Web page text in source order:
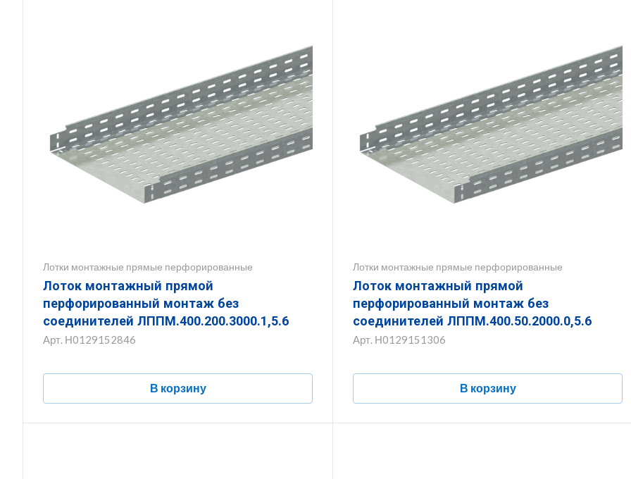
Лотки монтажные прямые перфорированные
Лоток монтажный прямой
перфорированный монтаж без
соединителей ЛППМ.400.200.3000.1,5.6
Арт. Н0129152846
В корзину
Лотки монтажные прямые перфорированные
Лоток монтажный прямой
перфорированный монтаж без
соединителей ЛППМ.400.50.2000.0,5.6
Арт. Н0129151306
В корзину